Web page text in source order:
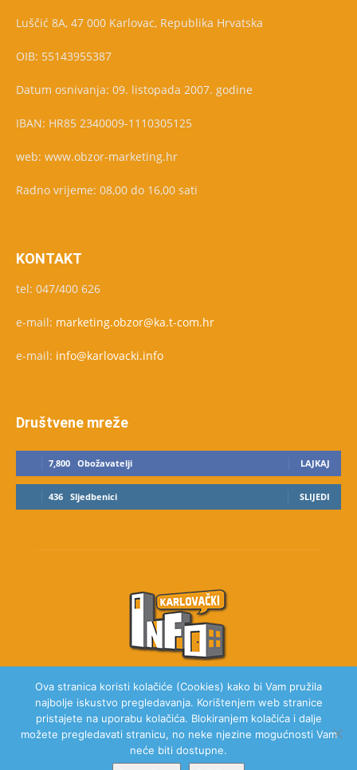
Luščić 8A, 47 000 Karlovac, Republika Hrvatska
OIB: 55143955387
Datum osnivanja: 09. listopada 2007. godine
IBAN: HR85 2340009-1110305125
web: www.obzor-marketing.hr
Radno vrijeme: 08,00 do 16,00 sati
KONTAKT
tel: 047/400 626
e-mail: marketing.obzor@ka.t-com.hr
e-mail: info@karlovacki.info
Društvene mreže
7,800 Obožavatelji LAJKAJ
436 Sljedbenici SLIJEDI
O NAMA
Ova stranica koristi kolačiće (Cookies) kako bi Vam pružila
najbolje iskustvo pregledavanja. Korištenjem web stranice
pristajete na uporabu kolačića. Blokiranjem kolačića i dalje
možete pregledavati stranicu, no neke njezine mogućnosti Vam
neće biti dostupne.